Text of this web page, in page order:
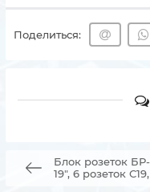
Поделиться:
Блок розеток
19", 6 розеток